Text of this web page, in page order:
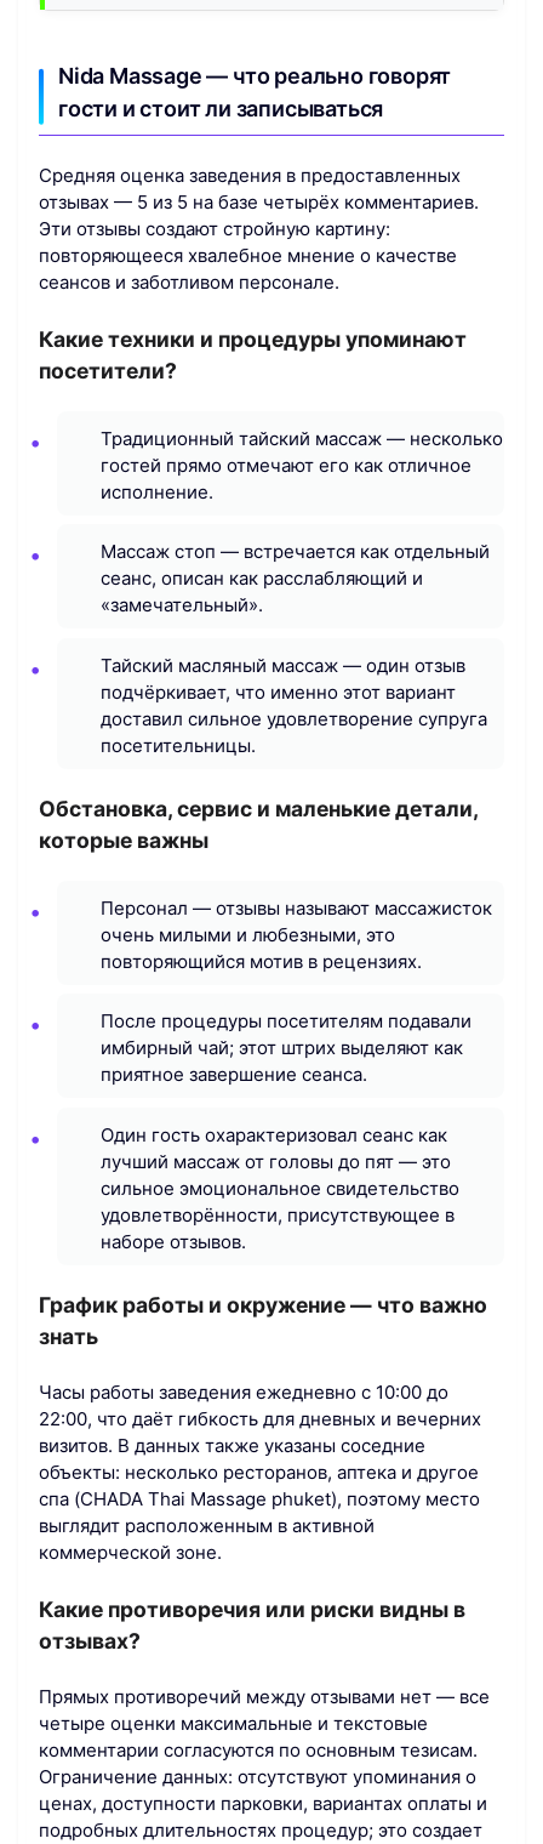
Nida Massage — что реально говорят
гости и стоит ли записываться
Средняя оценка заведения в предоставленных
отзывах — 5 из 5 на базе четырёх комментариев.
Эти отзывы создают стройную картину:
повторяющееся хвалебное мнение о качестве
сеансов и заботливом персонале.
Какие техники и процедуры упоминают
посетители?
Традиционный тайский массаж — несколько
гостей прямо отмечают его как отличное
исполнение.
Массаж стоп — встречается как отдельный
сеанс, описан как расслабляющий и
«замечательный».
Тайский масляный массаж — один отзыв
подчёркивает, что именно этот вариант
доставил сильное удовлетворение супруга
посетительницы.
Обстановка, сервис и маленькие детали,
которые важны
Персонал — отзывы называют массажисток
очень милыми и любезными, это
повторяющийся мотив в рецензиях.
После процедуры посетителям подавали
имбирный чай; этот штрих выделяют как
приятное завершение сеанса.
Один гость охарактеризовал сеанс как
лучший массаж от головы до пят — это
сильное эмоциональное свидетельство
удовлетворённости, присутствующее в
наборе отзывов.
График работы и окружение — что важно
знать
Часы работы заведения ежедневно с 10:00 до
22:00, что даёт гибкость для дневных и вечерних
визитов. В данных также указаны соседние
объекты: несколько ресторанов, аптека и другое
спа (CHADA Thai Massage phuket), поэтому место
выглядит расположенным в активной
коммерческой зоне.
Какие противоречия или риски видны в
отзывах?
Прямых противоречий между отзывами нет — все
четыре оценки максимальные и текстовые
комментарии согласуются по основным тезисам.
Ограничение данных: отсутствуют упоминания о
ценах, доступности парковки, вариантах оплаты и
подробных длительностях процедур; это создает